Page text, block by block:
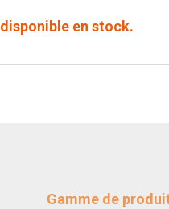
en stock.
Gamme de